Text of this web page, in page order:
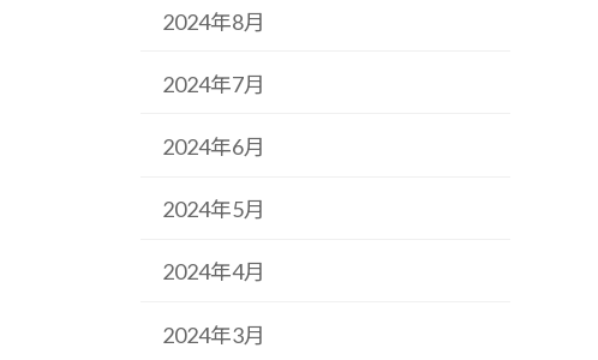
2024年8月
2024年7月
2024年6月
2024年5月
2024年4月
2024年3月